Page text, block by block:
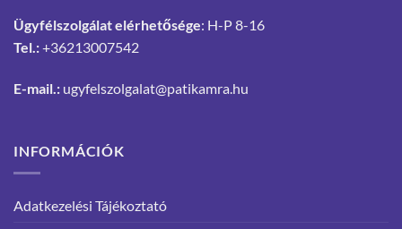
Ügyfélszolgálat elérhetősége: H-P 8-16
Tel.:+36213007542
E-mail.: ugyfelszolgalat@patikamra.hu
INFORMÁCIÓK
Adatkezelési Tájékoztató